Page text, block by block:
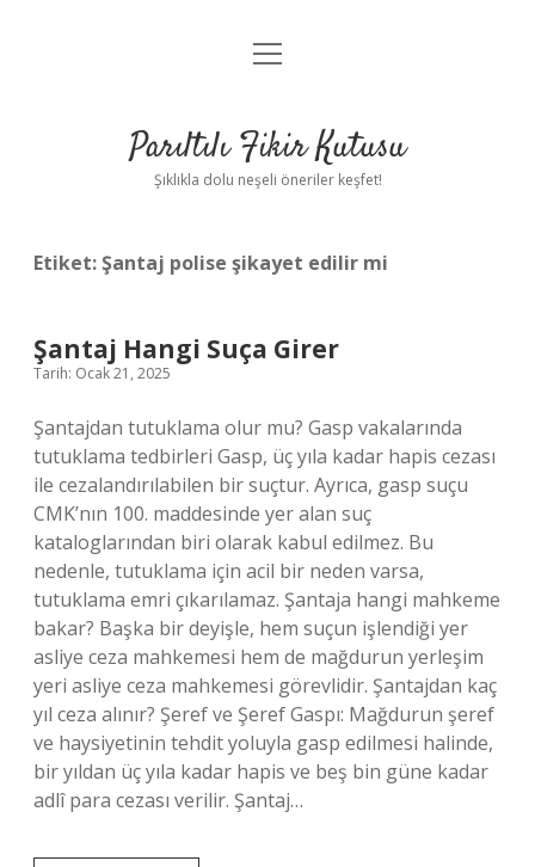
Anasayfa
Yasal Uyarı
menüyü
Parıltılı Fikir Kutusu
Şıklıkla dolu neşeli öneriler keşfet!
Etiket:Şantaj polise şikayet edilir mi
Şantaj Hangi Suça Girer
Tarih: Ocak 21, 2025
Şantajdan tutuklama olur mu? Gasp vakalarında
tutuklama tedbirleri Gasp, üç yıla kadar hapis cezası
ile cezalandırılabilen bir suçtur. Ayrıca, gasp suçu
CMK’nın 100. maddesinde yer alan suç
kataloglarından biri olarak kabul edilmez. Bu
nedenle, tutuklama için acil bir neden varsa,
tutuklama emri çıkarılamaz. Şantaja hangi mahkeme
bakar? Başka bir deyişle, hem suçun işlendiği yer
asliye ceza mahkemesi hem de mağdurun yerleşim
yeri asliye ceza mahkemesi görevlidir. Şantajdan kaç
yıl ceza alınır? Şeref ve Şeref Gaspı: Mağdurun şeref
ve haysiyetinin tehdit yoluyla gasp edilmesi halinde,
bir yıldan üç yıla kadar hapis ve beş bin güne kadar
adlî para cezası verilir. Şantaj…